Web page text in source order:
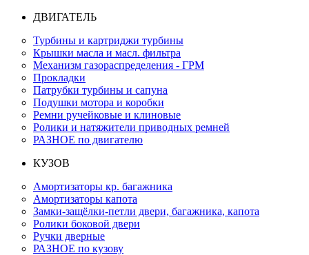
ДВИГАТЕЛЬ
Турбины и картриджи турбины
Крышки масла и масл. фильтра
Механизм газораспределения - ГРМ
Прокладки
Патрубки турбины и сапуна
Подушки мотора и коробки
Ремни ручейковые и клиновые
Ролики и натяжители приводных ремней
РАЗНОЕ по двигателю
КУЗОВ
Амортизаторы кр. багажника
Амортизаторы капота
Замки-защёлки-петли двери, багажника, капота
Ролики боковой двери
Ручки дверные
РАЗНОЕ по кузову